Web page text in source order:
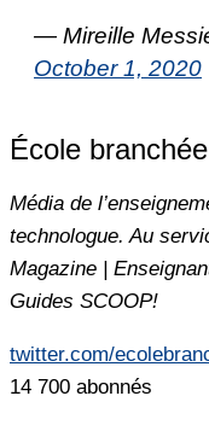
— Mireille
October 1, 2020
École branchée
Média de
technologue. Au
Magazine |
Guides SCOOP!
twitter.com/
14 700 abonnés